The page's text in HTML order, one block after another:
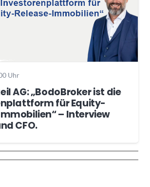
Uhr
AG: „BodoBroker ist die
für Equity-
– Interview
CFO.